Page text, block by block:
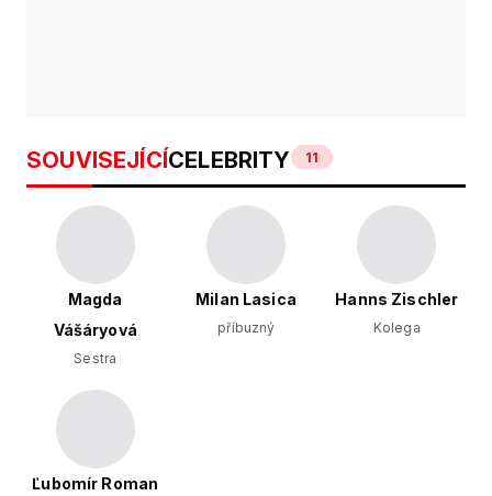
SOUVISEJÍCÍCELEBRITY 11
Magda
Vášáryová
Sestra
Milan Lasica
příbuzný
Hanns Zischler
Kolega
Ľubomír Roman